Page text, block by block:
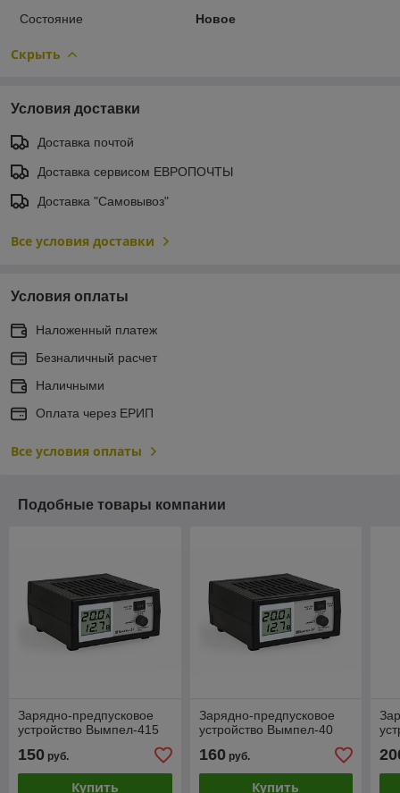
Состояние Новое
Скрыть
Условия доставки
Доставка почтой
Доставка сервисом ЕВРОПОЧТЫ
Доставка "Самовывоз"
Все условия доставки
Условия оплаты
Наложенный платеж
Безналичный расчет
Наличными
Оплата через ЕРИП
Все условия оплаты
Подобные товары компании
Зарядно-предпусковое
устройство Вымпел-415
150 руб.
Купить
Зарядно-предпусковое
устройство Вымпел-40
160руб.
Купить